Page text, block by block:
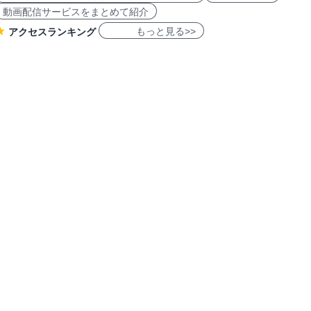
動画配信サービスをまとめて紹介
アクセスランキング
もっと見る>>